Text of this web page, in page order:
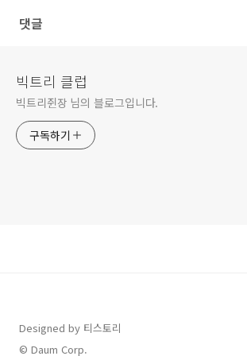
댓글
빅트리 클럽
빅트리쥔장 님의 블로그입니다.
구독하기
Designed by 티스토리
© Daum Corp.